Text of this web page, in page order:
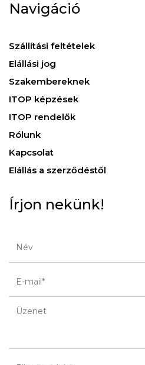
Navigáció
Szállítási feltételek
Elállási jog
Szakembereknek
ITOP képzések
ITOP rendelők
Rólunk
Kapcsolat
Elállás a szerződéstől
Írjon nekünk!